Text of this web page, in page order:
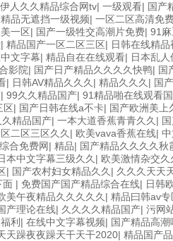
人久久精品综合网tv| 一级观看| 国产
品无遮挡一级视频| 一区二区高清免
一区| 国产一级牲交高潮片免费| 91
| 精品国产一区二区三区| 日韩在线精品
文字幕| 精品自在在线观看| 日本乱
影院| 国产日产精品久久久久快鸭| 国
| 日韩AV精品久久久 | 精品久久久 | 国
| 99久久精品国产| 91精品啪在线观看
区| 国产日韩在线a不卡| 国产欧洲美上
精品国产| 一本大道香蕉青青久久 |
二区三区久久 | 欧美vava香蕉在线|
合免费网| 精品| 国产精品久久久久秋
本中文字幕三级久久 | 欧美激情杂交久
| 国产农村妇女精品久久 | 久久久天天
面 | 免费国产国产精品综合在线| 日韩
美午夜精品久久久久久 | 精品曰韩av
产理论在线| 久久久久精品国产| 污网
利 | 在线中文字幕视频| 国产精品高
天躁夜夜躁天干天干2020| 精品国产品